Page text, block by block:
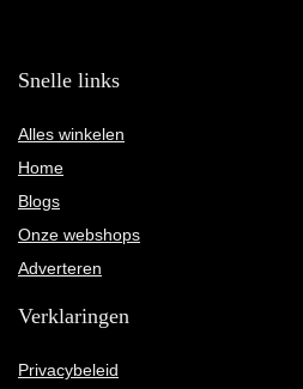
Snelle links
Alles winkelen
Home
Blogs
Onze webshops
Adverteren
Verklaringen
Privacybeleid